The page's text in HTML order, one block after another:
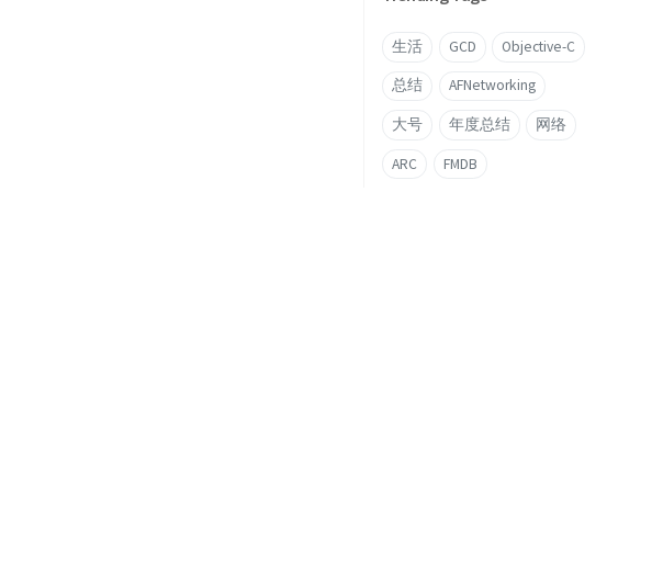
生活 GCD Objective-C
总结 AFNetworking
大号 年度总结 网络
ARC FMDB